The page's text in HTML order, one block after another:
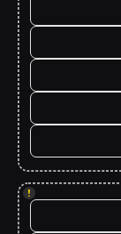
!